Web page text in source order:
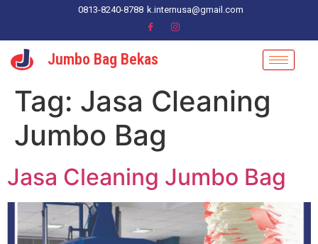
0813-8240-8788 k.internusa@gmail.com
Jumbo Bag Bekas
Tag: Jasa Cleaning
Jumbo Bag
Jasa Cleaning Jumbo Bag